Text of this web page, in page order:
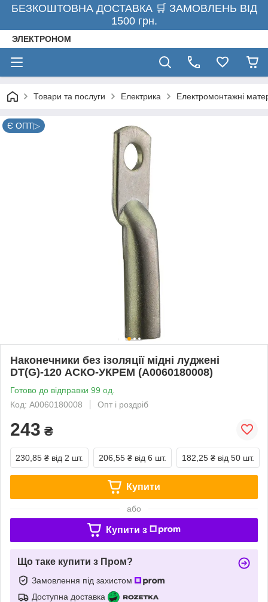
БЕЗКОШТОВНА ДОСТАВКА 🛒 ЗАМОВЛЕНЬ ВІД
1500 грн.
ЭЛЕКТРОНОМ
Товари та послуги Електрика Електромонтажні
Є ОПТ▷
Наконечники без ізоляції мідні луджені
DT(G)-120 АСКО-УКРЕМ (A0060180008)
Готово до відправки 99 од.
Код: A0060180008
Опт і роздріб
243 ₴
230,85 ₴ від 2 шт. 206,55 ₴ від 6 шт. 182,25 ₴ від 50 шт.
Купити
або
Купити з
Що таке купити з Пром?
Замовлення під захистом
Доступна доставка